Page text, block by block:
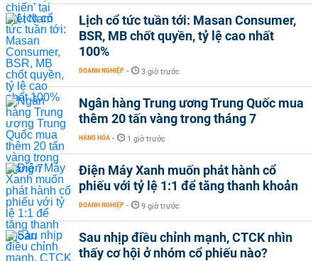
Lịch cổ tức tuần tới: Masan Consumer,
BSR, MB chốt quyền, tỷ lệ cao nhất
100%
DOANH NGHIỆP - 3 giờ trước
Ngân hàng Trung ương Trung Quốc mua
thêm 20 tấn vàng trong tháng 7
HÀNG HÓA - 1 giờ trước
Điện Máy Xanh muốn phát hành cổ
phiếu với tỷ lệ 1:1 để tăng thanh khoản
DOANH NGHIỆP - 9 giờ trước
Sau nhịp điều chỉnh mạnh, CTCK nhìn
thấy cơ hội ở nhóm cổ phiếu nào?